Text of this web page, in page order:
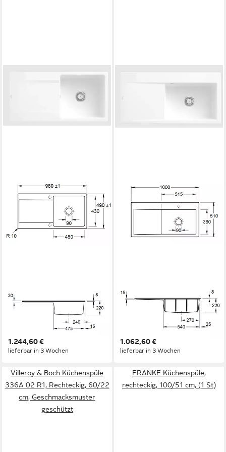
VILLEROY & BOCH
Küchenspüle 3336 1F R1,
Rechteckig, 98/22 cm, aus
TitanCeram, mit Abtropffläche
1.244,60 €
lieferbar in 3 Wochen
VILLEROY & BOCH
Küchenspüle 3361 01 R1,
Rechteckig, 100/22 cm,
Becken rechts
1.062,60 €
lieferbar in 3 Wochen
Villeroy & Boch Küchenspüle
336A 02 R1, Rechteckig, 60/22
cm, Geschmacksmuster
geschützt
FRANKE Küchenspüle,
rechteckig, 100/51 cm, (1 St)